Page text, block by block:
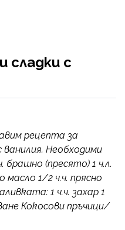
сладки с
рецепта за
Необходими
(пресято) 1 ч.л.
масло 1/2 ч.ч. прясно
1 ч.ч. захар 1
Кокосови пръчици/